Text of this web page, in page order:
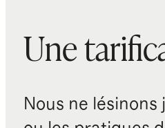
Une
Nous ne